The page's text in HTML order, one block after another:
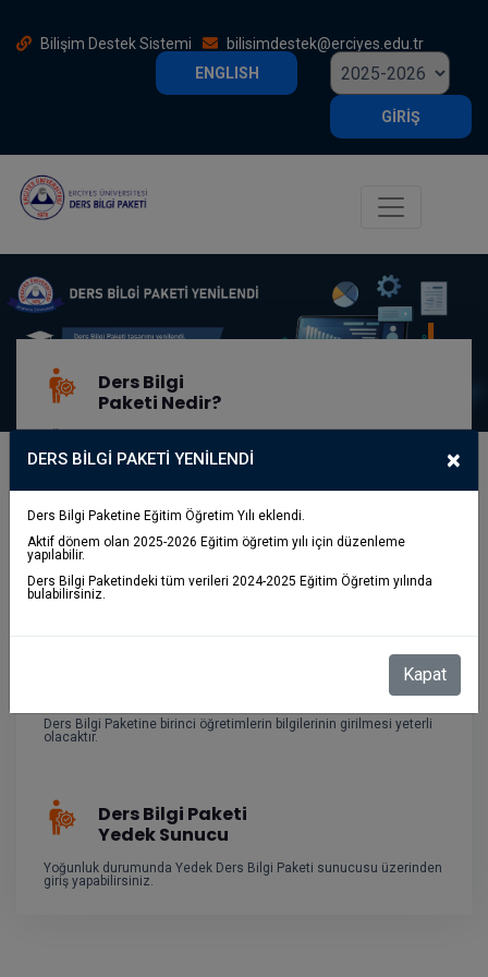
Bilişim Destek Sistemi
bilisimdestek@erciyes.edu.tr
ENGLISH
GİRİŞ
Ders Bilgi
Paketi Nedir?
uygulamalarını birleştiren ve tüm paydaşlara yönelik bilgi paketidir.
Nasıl
Giriş Yapabilirim?
Ders Bilgi Paketi sayfasına ulaştıktan sonra, ekranın sağ üst
köşesinde bulunan Giriş bağlantısına tıklanır.
Ders Bilgi Paketine birinci öğretimlerin bilgilerinin girilmesi yeterli
olacaktır.
Ders Bilgi Paketi
Yedek Sunucu
Yoğunluk durumunda Yedek Ders Bilgi Paketi sunucusu üzerinden
giriş yapabilirsiniz.
DERS BİLGİ PAKETİ YENİLENDİ ×
Ders Bilgi Paketine Eğitim Öğretim Yılı eklendi.
Aktif dönem olan 2025-2026 Eğitim öğretim yılı için düzenleme
yapılabilir.
Ders Bilgi Paketindeki tüm verileri 2024-2025 Eğitim Öğretim yılında
bulabilirsiniz.
Kapat